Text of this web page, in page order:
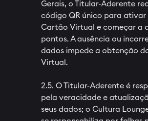
Gerais, o Titular-Aderente
código QR único para ativar
Cartão Virtual e começar a
pontos. A ausência ou
dados impede a obtenção
Virtual.
2.5. O Titular-Aderente é
pela veracidade e
seus dados; o Cultura